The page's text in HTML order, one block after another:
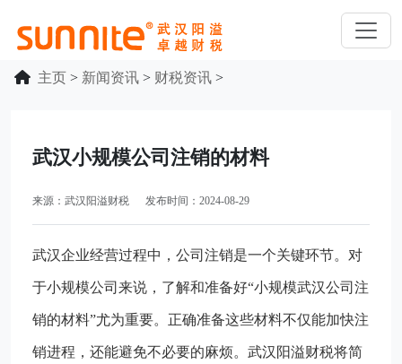
主页 > 新闻资讯 > 财税资讯 >
武汉小规模公司注销的材料
来源：武汉阳溢财税 发布时间：2024-08-29
武汉企业经营过程中，公司注销是一个关键环节。对
于小规模公司来说，了解和准备好“小规模武汉公司注
销的材料”尤为重要。正确准备这些材料不仅能加快注
销进程，还能避免不必要的麻烦。武汉阳溢财税将简